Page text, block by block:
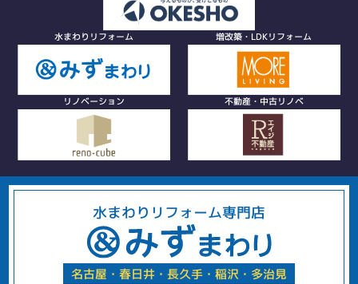
水まわりリフォーム 増改築・LDKリフォーム
リノベーション 不動産・中古リノベ
水まわりリフォーム専門店
名古屋・春日井・長久手・稲沢・多治見